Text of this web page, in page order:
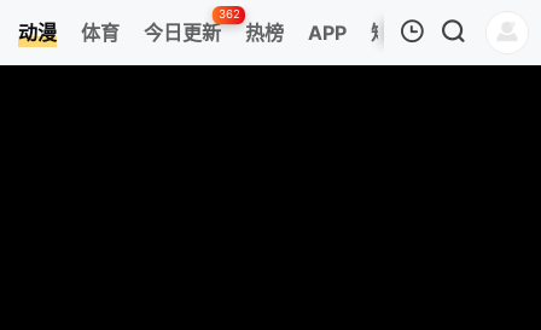
动漫 体育 今日更新
362
热榜 APP 短剧